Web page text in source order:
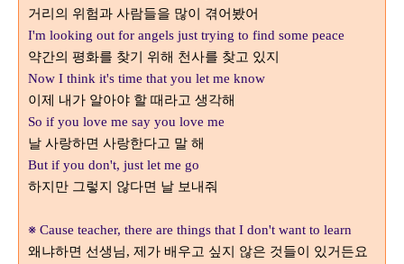
거리의 위험과 사람들을 많이 겪어봤어
I'm looking out for angels just trying to find some peace
약간의 평화를 찾기 위해 천사를 찾고 있지
Now I think it's time that you let me know
이제 내가 알아야 할 때라고 생각해
So if you love me say you love me
날 사랑하면 사랑한다고 말 해
But if you don't, just let me go
하지만 그렇지 않다면 날 보내줘
※ Cause teacher, there are things that I don't want to learn
왜냐하면 선생님, 제가 배우고 싶지 않은 것들이 있거든요